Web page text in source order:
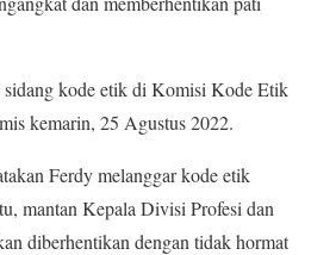
sidang kode etik di Komisi Kode Etik
kemarin, 25 Agustus 2022.
Ferdy melanggar kode etik
mantan Kepala Divisi Profesi dan
diberhentikan dengan tidak hormat